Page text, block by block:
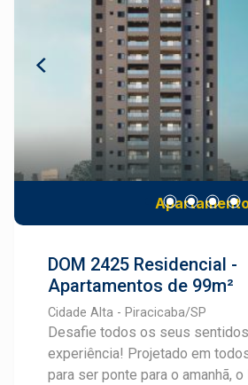
DOM 2425 Residencial -
Apartamentos de 99m²
Cidade Alta - Piracicaba/SP
Desafie todos os seus
experiência! Projetado em todos os detalhes
para ser ponte para o amanhã,